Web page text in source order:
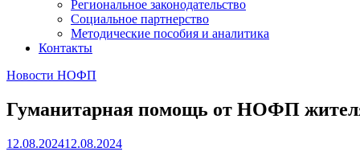
Региональное законодательство
Социальное партнерство
Методические пособия и аналитика
Контакты
Новости НОФП
Гуманитарная помощь от НОФП
12.08.202412.08.2024